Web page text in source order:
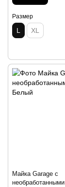
Размер
L XL
Майка Garage с